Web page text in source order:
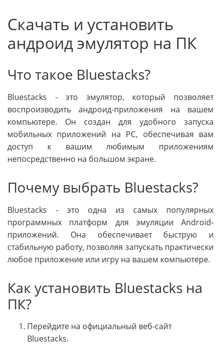
Скачать и установить
андроид эмулятор на ПК
Что такое Bluestacks?
Bluestacks - это эмулятор, который позволяет
воспроизводить андроид-приложения на вашем
компьютере. Он создан для удобного запуска
мобильных приложений на PC, обеспечивая вам
доступ к вашим любимым приложениям
непосредственно на большом экране.
Почему выбрать Bluestacks?
Bluestacks - это одна из самых популярных
программных платформ для эмуляции Android-
приложений. Она обеспечивает быструю и
стабильную работу, позволяя запускать практически
любое приложение или игру на вашем компьютере.
Как установить Bluestacks на
ПК?
Перейдите на официальный веб-сайт
Bluestacks.